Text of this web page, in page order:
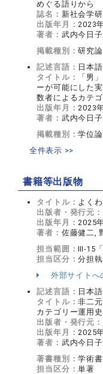
めぐる語りから
誌名： 新社会学
出版年月：2023
著者： 武内今日子
掲載種別：研究
記述言語： 日本語
タイトル：
「男
ーが可能にした
数者によるカテ
出版年月：2023
著者： 武内今日子
掲載種別：学位論
全件表示 >>
書籍等出版物
タイトル： よく
出版者・発行元：
出版年月：2025
著者： 佐藤健二,
担当範囲：Ⅲ-15
担当区分：分担
外部サイトへ
記述言語： 日本語
タイトル：非二
カテゴリー運用史
出版者・発行元：
出版年月：2025
著者： 武内今日子
著書種別：学術書
担当区分：単著